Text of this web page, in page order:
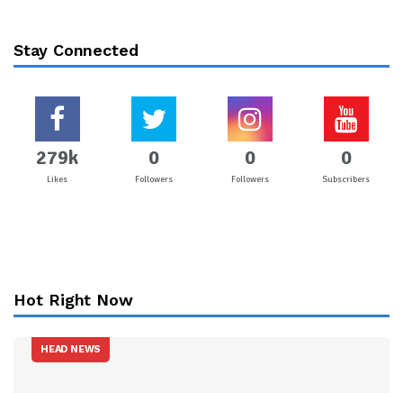
Stay Connected
279k
Likes
0
Followers
0
Followers
0
Subscribers
Hot Right Now
HEAD NEWS